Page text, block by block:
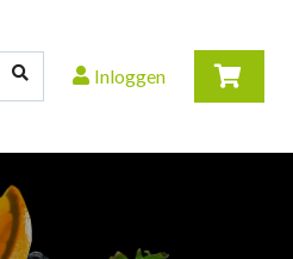
Inloggen